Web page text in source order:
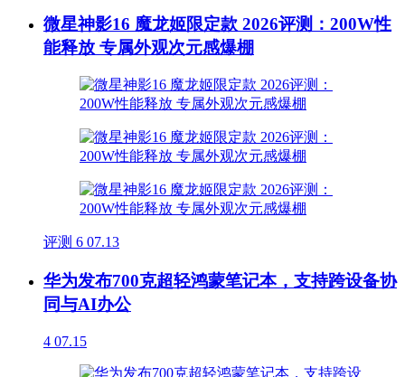
微星神影16 魔龙姬限定款 2026评测：200W性
能释放 专属外观次元感爆棚
评测 6 07.13
华为发布700克超轻鸿蒙笔记本，支持跨设备协
同与AI办公
4 07.15